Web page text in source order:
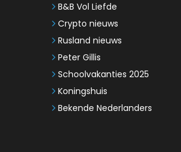
B&B Vol Liefde
Crypto nieuws
Rusland nieuws
Peter Gillis
Schoolvakanties 2025
Koningshuis
Bekende Nederlanders